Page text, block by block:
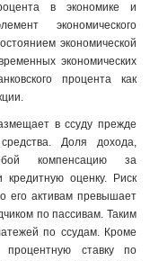
в экономике и
экономического
экономической
экономических
процента как
в ссуду прежде
Доля дохода,
компенсацию за
кредитную оценку. Риск
его активам превышает
по пассивам. Таким
по ссудам. Кроме
процентную ставку по